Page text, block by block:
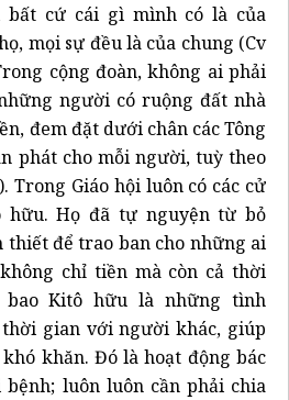
bất cứ cái gì mình có là của
mọi sự đều là của chung (Cv
cộng đoàn, không ai phải
người có ruộng đất nhà
đem đặt dưới chân các Tông
phát cho mỗi người, tuỳ theo
Trong Giáo hội luôn có các cử
hữu. Họ đã tự nguyện từ bỏ
để trao ban cho những ai
chỉ tiền mà còn cả thời
Kitô hữu là những tình
gian với người khác, giúp
khăn. Đó là hoạt động bác
luôn luôn cần phải chia